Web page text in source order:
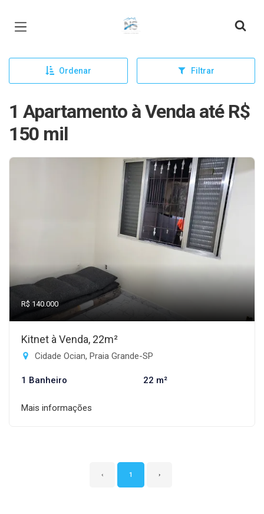
Página inicial
Ordenar Filtrar
1 Apartamento à Venda até R$
150 mil
R$ 140.000
Kitnet à Venda, 22m²
Cidade Ocian, Praia Grande-SP
1 Banheiro 22 m²
Mais informações
‹ 1 ›